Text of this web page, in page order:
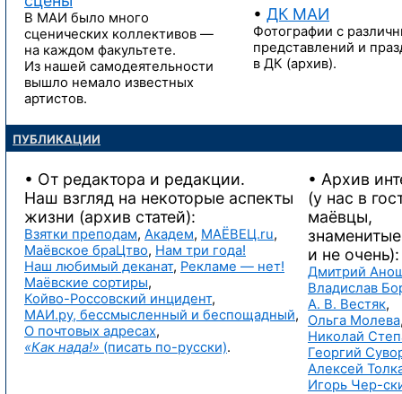
В МАИ было много
сценических коллективов —
на каждом факультете.
Из нашей самодеятельности
вышло немало известных
артистов.
• ДК МАИ
Фотографии с
представлений и
в ДК (архив).
ПУБЛИКАЦИИ
• От редактора и редакции.
Наш взгляд на некоторые аспекты
жизни (архив статей):
Взятки преподам, Академ, МАЁВЕЦ.ru,
Маёвское браЦтво, Нам три года!
Наш любимый деканат, Рекламе — нет!
Маёвские сортиры,
Койво-Россовский инцидент,
МАИ.ру, бессмысленный и беспощадный,
О почтовых адресах,
«Как нада!» (писать по-русски).
• Архив
(у нас в
маёвцы,
знаменитые
и не очень):
Дмитрий
Владислав
А. В. Вестяк,
Ольга Молева
Николай
Георгий
Алексей
Игорь Чер-